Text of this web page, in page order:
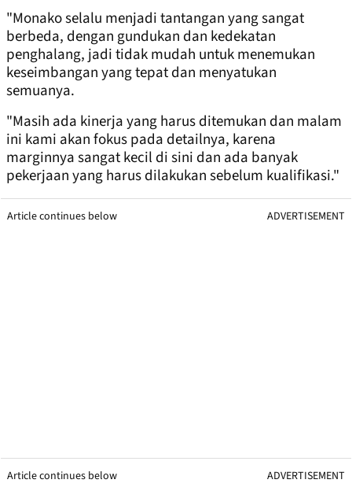
"Monako selalu menjadi tantangan yang sangat
berbeda, dengan gundukan dan kedekatan
penghalang, jadi tidak mudah untuk menemukan
keseimbangan yang tepat dan menyatukan
semuanya.
"Masih ada kinerja yang harus ditemukan dan malam
ini kami akan fokus pada detailnya, karena
marginnya sangat kecil di sini dan ada banyak
pekerjaan yang harus dilakukan sebelum kualifikasi."
Article continues below ADVERTISEMENT
Article continues below ADVERTISEMENT